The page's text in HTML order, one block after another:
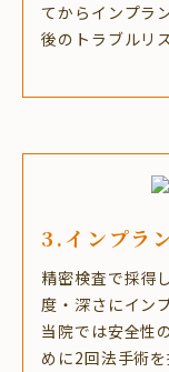
てからインプラ
後のトラブルリ
3.インプラ
精密検査で採得
度・深さにイン
当院では安全性
めに2回法手術を